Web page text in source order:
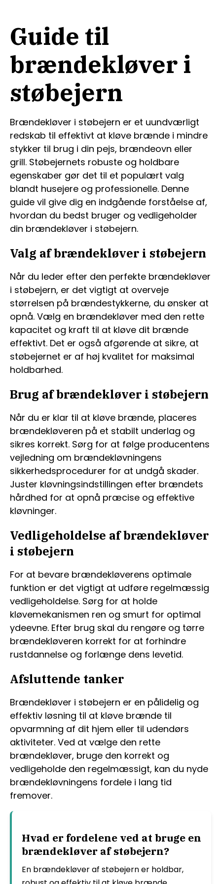
Guide til
brændekløver i
støbejern
Brændekløver i støbejern er et uundværligt
redskab til effektivt at kløve brænde i mindre
stykker til brug i din pejs, brændeovn eller
grill. Støbejernets robuste og holdbare
egenskaber gør det til et populært valg
blandt husejere og professionelle. Denne
guide vil give dig en indgående forståelse af,
hvordan du bedst bruger og vedligeholder
din brændekløver i støbejern.
Valg af brændekløver i støbejern
Når du leder efter den perfekte brændekløver
i støbejern, er det vigtigt at overveje
størrelsen på brændestykkerne, du ønsker at
opnå. Vælg en brændekløver med den rette
kapacitet og kraft til at kløve dit brænde
effektivt. Det er også afgørende at sikre, at
støbejernet er af høj kvalitet for maksimal
holdbarhed.
Brug af brændekløver i støbejern
Når du er klar til at kløve brænde, placeres
brændekløveren på et stabilt underlag og
sikres korrekt. Sørg for at følge producentens
vejledning om brændekløvningens
sikkerhedsprocedurer for at undgå skader.
Juster kløvningsindstillingen efter brændets
hårdhed for at opnå præcise og effektive
kløvninger.
Vedligeholdelse af brændekløver
i støbejern
For at bevare brændekløverens optimale
funktion er det vigtigt at udføre regelmæssig
vedligeholdelse. Sørg for at holde
kløvemekanismen ren og smurt for optimal
ydeevne. Efter brug skal du rengøre og tørre
brændekløveren korrekt for at forhindre
rustdannelse og forlænge dens levetid.
Afsluttende tanker
Brændekløver i støbejern er en pålidelig og
effektiv løsning til at kløve brænde til
opvarmning af dit hjem eller til udendørs
aktiviteter. Ved at vælge den rette
brændekløver, bruge den korrekt og
vedligeholde den regelmæssigt, kan du nyde
brændekløvningens fordele i lang tid
fremover.
Hvad er fordelene ved at bruge en
brændekløver af støbejern?
En brændekløver af støbejern er holdbar,